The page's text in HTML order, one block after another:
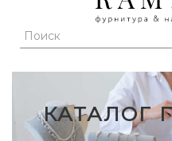
КАТАЛОГ